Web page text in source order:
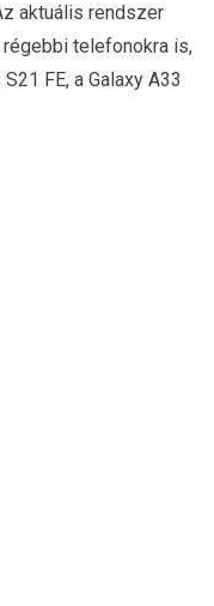
aktuális rendszer
telefonokra is,
FE, a Galaxy A33